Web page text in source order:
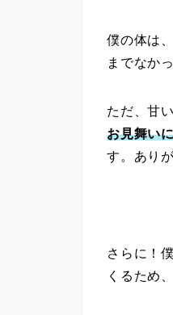
僕の体は
までなか
ただ、甘
お見舞い
す。あり
さらに！
くるため